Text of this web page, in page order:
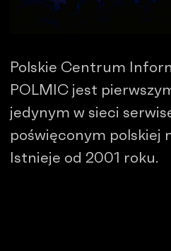
Polskie Centrum
POLMIC jest
jedynym w sieci
poświęconym polskiej
Istnieje od 2001 roku.